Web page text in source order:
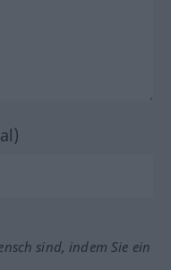
sind, indem Sie ein